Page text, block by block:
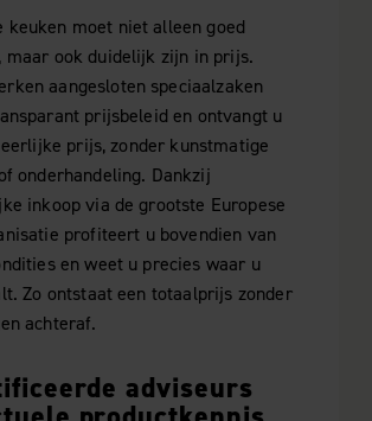
keuken moet niet alleen goed
maar ook duidelijk zijn in prijs.
aangesloten speciaalzaken
prijsbeleid en ontvangt u
prijs, zonder kunstmatige
onderhandeling. Dankzij
inkoop via de grootste Europese
profiteert u bovendien van
en weet u precies waar u
Zo ontstaat een totaalprijs zonder
achteraf.
adviseurs